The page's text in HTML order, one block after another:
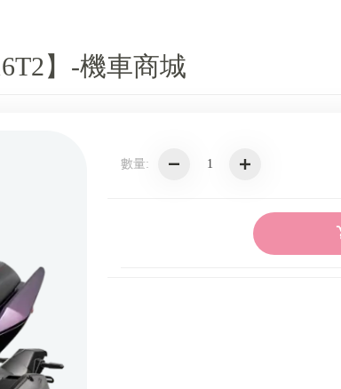
】-機車商城
數量: